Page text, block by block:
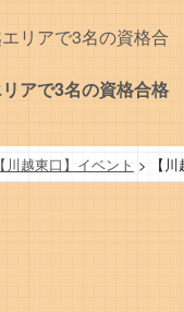
【川越東口】イベント > 【
アで3名の資格合格